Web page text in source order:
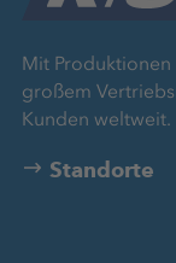
Mit
großem
Kunden weltweit.
Standorte